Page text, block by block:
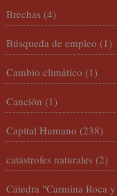
Brechas (4)
Búsqueda de empleo (1)
Cambio climático (1)
Canción (1)
Capital Humano (238)
catástrofes naturales (2)
Cátedra "Carmina Roca y